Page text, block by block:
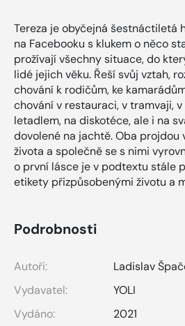
Tereza je obyčejná šestnáctiletá
na Facebooku s klukem o něco
prožívají všechny situace, do
lidé jejich věku. Řeší svůj vztah,
chování k rodičům, ke
chování v restauraci, v tramvaji,
letadlem, na diskotéce, ale i na
dovolené na jachtě. Oba projdou
života a společně se s nimi
o první lásce je v podtextu stále
etikety přizpůsobenými životu a
Podrobnosti
Autoři:
Ladislav
Vydavatel:
YOLI
Vydáno:
2021